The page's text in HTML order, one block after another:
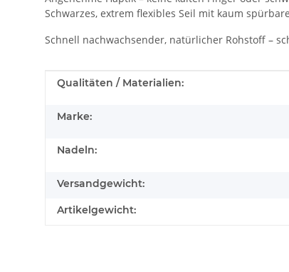
Schwarzes, extrem flexibles Seil mit kaum
Schnell nachwachsender, natürlicher Rohstoff –
Produkteigenschaft
Wert
Qualitäten / Materialien:
Marke:
Nadeln:
Versandgewicht:
Artikelgewicht: